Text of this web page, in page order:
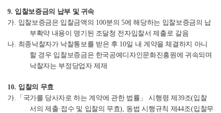
9. 입찰보증금의 납부 및 귀속
가. 입찰보증금은 입찰금액의 100분의 5에 해당하는 입찰보증금의 납
부확약 내용이 명기된 조달청 전자입찰서 제출로 갈음
나. 최종낙찰자가 낙찰통보를 받은 후 10일 내 계약을 체결하지 아니
할 경우 입찰보증금은 한국공예디자인문화진흥원에 귀속되며
낙찰자는 부정당업자 제재
10. 입찰의 무효
가. 「 국가를 당사자로 하는 계약에 관한 법률 」시행령 제 39조(입찰
서의 제출· 접수 및 입찰의 무효), 동법 시행규칙 제44조(입찰무